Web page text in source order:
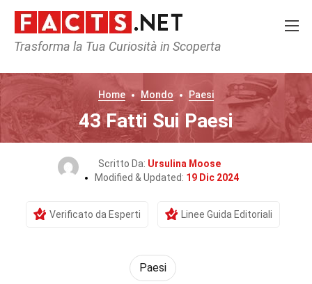
Trasforma la Tua Curiosità in Scoperta
Home Mondo Paesi
43 Fatti Sui Paesi
Scritto Da: Ursulina Moose
Modified & Updated: 19 Dic 2024
Verificato da Esperti Linee Guida Editoriali
Paesi